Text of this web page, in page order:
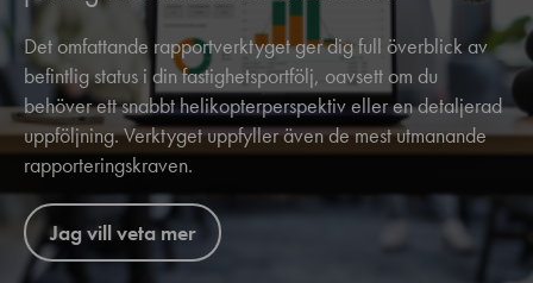
Det omfattande rapportverktyget ger dig full överblick av
befintlig status i din fastighetsportfölj, oavsett om du
behöver ett snabbt helikopterperspektiv eller en detaljerad
uppföljning. Verktyget uppfyller även de mest utmanande
rapporteringskraven.
Jag vill veta mer